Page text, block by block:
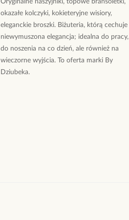
Oryginalne naszyjniki, topowe bransoletki,
okazałe kolczyki, kokieteryjne wisiory,
eleganckie broszki. Biżuteria, którą cechuje
niewymuszona elegancja; idealna do pracy,
do noszenia na co dzień, ale również na
wieczorne wyjścia. To oferta marki By
Dziubeka.